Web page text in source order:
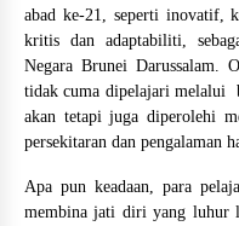
abad ke-21, seperti inovatif,
kritis dan adaptabiliti,
Negara Brunei Darussalam.
tidak cuma dipelajari melalui
akan tetapi juga diperolehi
persekitaran dan pengalaman
Apa pun keadaan, para
membina jati diri yang luhur